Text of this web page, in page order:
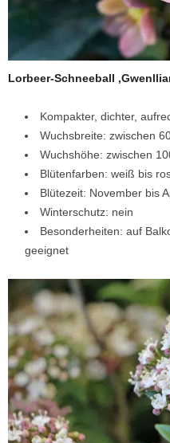
Lorbeer-Schneeball
Kompakter, dichter,
Wuchsbreite: zwischen
Wuchshöhe: zwischen
Blütenfarben: weiß bis
Blütezeit: November bis
Winterschutz: nein
Besonderheiten: auf
geeignet